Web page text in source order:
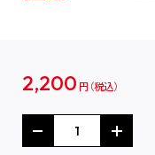
2,200 円